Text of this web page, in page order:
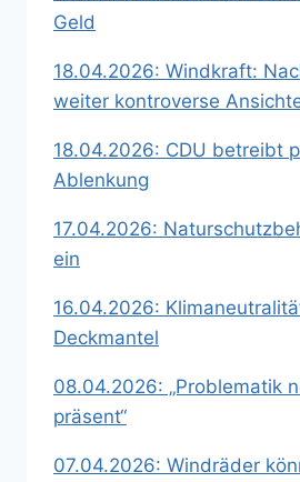
Geld
18.04.2026: Windkraft:
weiter kontroverse
18.04.2026: CDU betreibt
Ablenkung
17.04.2026:
ein
16.04.2026:
Deckmantel
08.04.2026: „Problematik
präsent“
07.04.2026: Windräder